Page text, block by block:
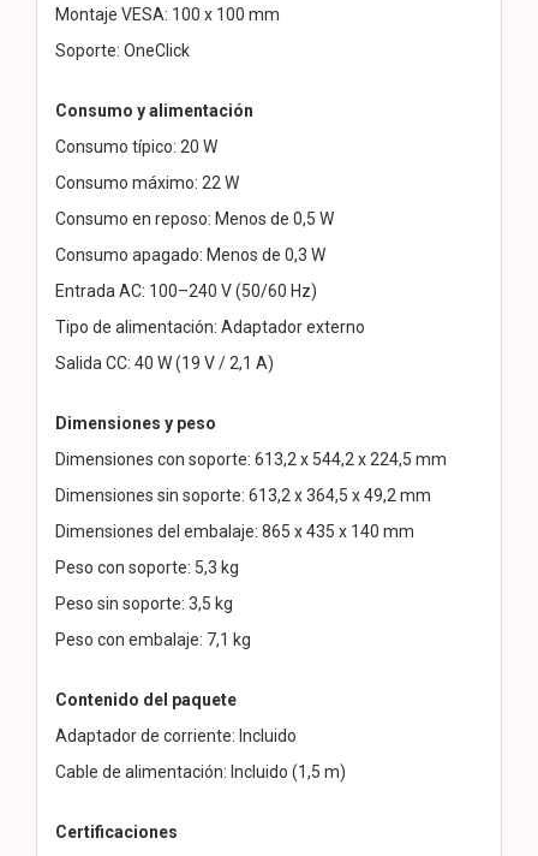
Montaje VESA: 100 x 100 mm
Soporte: OneClick
Consumo y alimentación
Consumo típico: 20 W
Consumo máximo: 22 W
Consumo en reposo: Menos de 0,5 W
Consumo apagado: Menos de 0,3 W
Entrada AC: 100–240 V (50/60 Hz)
Tipo de alimentación: Adaptador externo
Salida CC: 40 W (19 V / 2,1 A)
Dimensiones y peso
Dimensiones con soporte: 613,2 x 544,2 x 224,5 mm
Dimensiones sin soporte: 613,2 x 364,5 x 49,2 mm
Dimensiones del embalaje: 865 x 435 x 140 mm
Peso con soporte: 5,3 kg
Peso sin soporte: 3,5 kg
Peso con embalaje: 7,1 kg
Contenido del paquete
Adaptador de corriente: Incluido
Cable de alimentación: Incluido (1,5 m)
Certificaciones